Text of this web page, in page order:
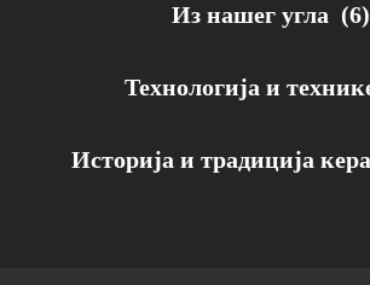
Из нашег угла (6)
Технологија и
Историја и традиција